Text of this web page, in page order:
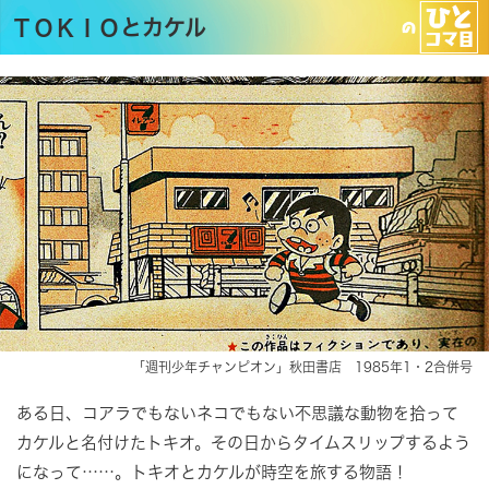
ＴＯＫＩＯとカケル
「週刊少年チャンピオン」秋田書店 1985年1・2合併号
ある日、コアラでもないネコでもない不思議な動物を拾って
カケルと名付けたトキオ。その日からタイムスリップするよう
になって……。トキオとカケルが時空を旅する物語！